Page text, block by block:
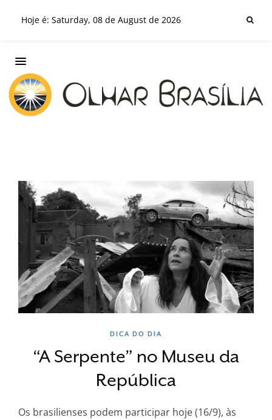
Hoje é: Saturday, 08 de August de 2026
DICA DO DIA
“A Serpente” no Museu da
República
Os brasilienses podem participar hoje (16/9), às